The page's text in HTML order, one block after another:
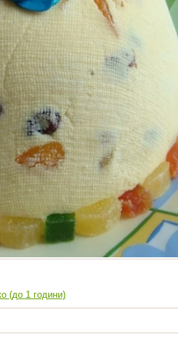
(до 1 години)